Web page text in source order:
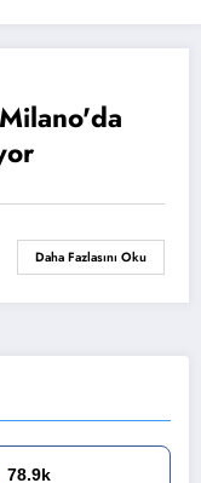
Daha Fazlasını Oku
78.9k